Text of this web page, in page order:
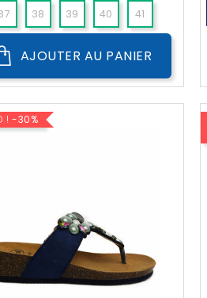
Public
38 39 40 41
AJOUTER AU PANIER
! -30%